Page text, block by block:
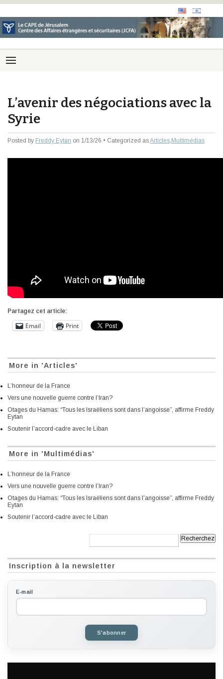
L’avenir des négociations avec la
Syrie
Posted by Freddy Eytan on 1/13/26 • Categorized asArticles, Multimédias
Partagez cet article:
Email Print
More in 'Articles'
L’honneur de la France
Vers une nouvelle guerre contre l’Iran?
Otages du Hamas: “Tous les Israéliens sont dans l’angoisse”, affirme Freddy
Eytan
Soutenir l’accord-cadre avec le Liban
More in 'Multimédias'
L’honneur de la France
Vers une nouvelle guerre contre l’Iran?
Otages du Hamas: “Tous les Israéliens sont dans l’angoisse”, affirme Freddy
Eytan
Soutenir l’accord-cadre avec le Liban
Inscription à la newsletter
E-mail
S'abonner